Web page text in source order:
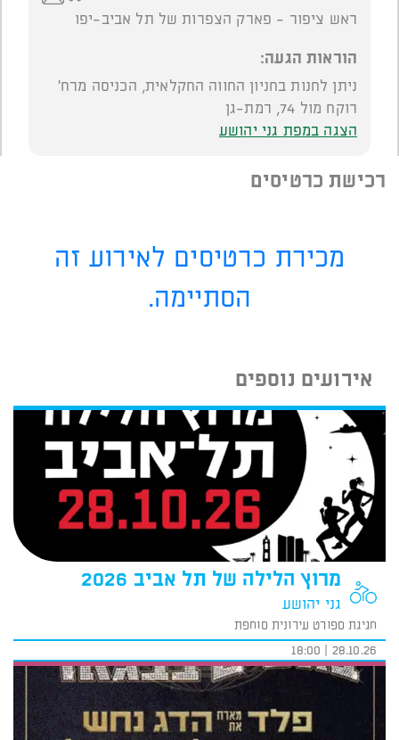
ראש ציפור - פארק הצפרות של תל אביב-יפו
הוראות הגעה:
ניתן לחנות בחניון החווה החקלאית, הכניסה מרח'
רוקח מול 74, רמת-גן
הצגה במפת גני יהושע
רכישת כרטיסים
מכירת כרטיסים לאירוע זה
הסתיימה.
אירועים נוספים
מרוץ הלילה של תל אביב 2026
גני יהושע
חגיגת ספורט עירונית סוחפת
28.10.26 | 18:00